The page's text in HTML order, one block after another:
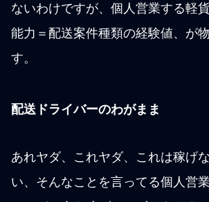
ないわけですが、個人営業する軽
能力＝配送案件種類の経験値、が
す。
配送ドライバーのわがまま
あれヤダ、これヤダ、これは稼げ
い、そんなことを言ってる個人営